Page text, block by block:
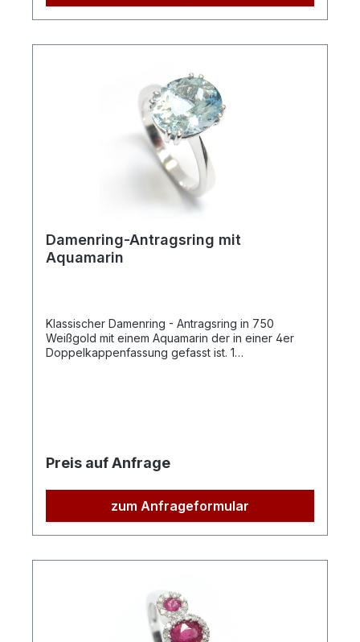
Damenring-Antragsring mit
Aquamarin
Klassischer Damenring - Antragsring in 750
Weißgold mit einem Aquamarin der in einer 4er
Doppelkappenfassung gefasst ist. 1
Preis auf Anfrage
zum Anfrageformular